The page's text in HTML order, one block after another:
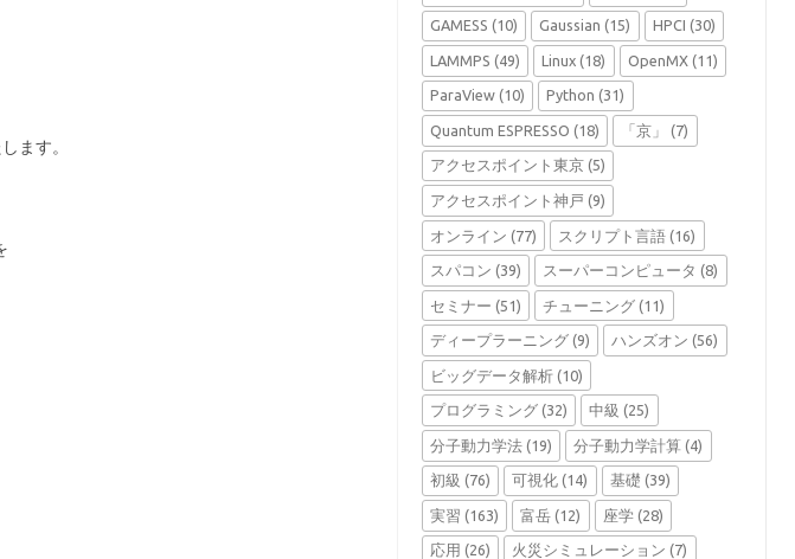
ます。
GAMESS (10) Gaussian (15) HPCI (30)
LAMMPS (49) Linux (18) OpenMX (11)
ParaView(10) Python (31)
Quantum ESPRESSO (18) 「京」 (7)
アクセスポイント東京(5)
アクセスポイント神戸 (9)
オンライン (77) スクリプト言語 (16)
スパコン (39) スーパーコンピュータ (8)
セミナー (51) チューニング (11)
ディープラーニング(9) ハンズオン (56)
ビッグデータ解析(10)
プログラミング(32) 中級 (25)
分子動力学法(19) 分子動力学計算 (4)
初級 (76) 可視化 (14) 基礎 (39)
実習 (163) 富岳 (12) 座学 (28)
応用 (26) 火災シミュレーション (7)